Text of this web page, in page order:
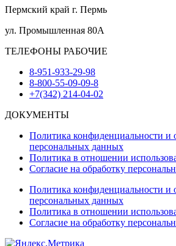
Пермский край г. Пермь
ул. Промышленная 80А
ТЕЛЕФОНЫ РАБОЧИЕ
8-951-933-29-98
8-800-55-09-09-8
+7(342) 214-04-02
ДОКУМЕНТЫ
Политика конфиденциальности и
персональных данных
Политика в отношении
Согласие на обработку
Политика конфиденциальности и
персональных данных
Политика в отношении
Согласие на обработку